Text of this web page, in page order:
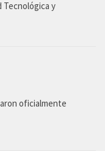
Tecnológica y
oficialmente